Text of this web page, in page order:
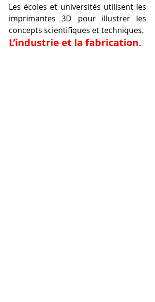
Les écoles et universités utilisent les
imprimantes 3D pour illustrer les
concepts scientifiques et techniques.
L’industrie et la fabrication.